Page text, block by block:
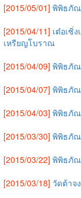
[2015/05/01] พิพิธภัณ
[2015/04/11] เต๋อเซิ่
เหรียญโบราณ
[2015/04/09] พิพิธภั
[2015/04/07] พิพิธภั
[2015/04/03] พิพิธภัณ
[2015/03/30] พิพิธภัณ
[2015/03/22] พิพิธภั
[2015/03/18] วัดต้า